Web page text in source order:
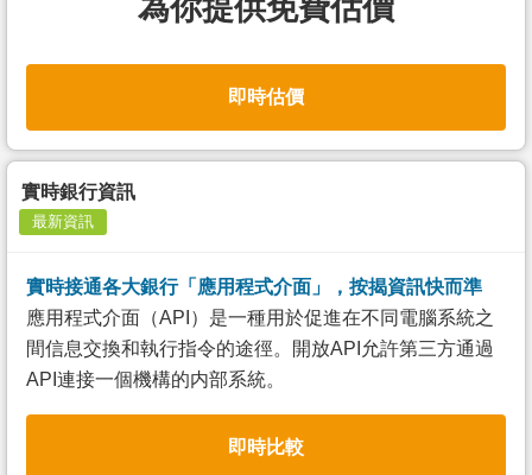
為你提供免費估價
即時估價
實時銀行資訊
最新資訊
實時接通各大銀行「應用程式介面」，按揭資訊快而準
應用程式介面（API）是一種用於促進在不同電腦系統之
間信息交換和執行指令的途徑。開放API允許第三方通過
API連接一個機構的内部系統。
即時比較